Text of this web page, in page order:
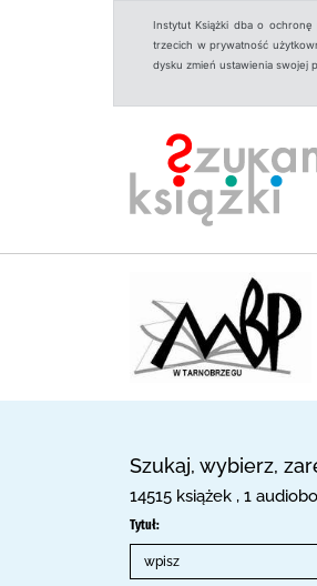
Instytut Książki dba o
trzecich w prywatność
dysku zmień ustawienia swojej
Szukaj, wybierz,
14515 książek , 1
Tytuł: